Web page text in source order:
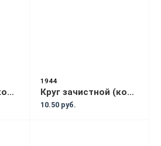
Круг зачистной (коралловый) на болгарку синий
1944
Круг зачистной (коралловый) на болгарку фиолетовый
10.50 руб.